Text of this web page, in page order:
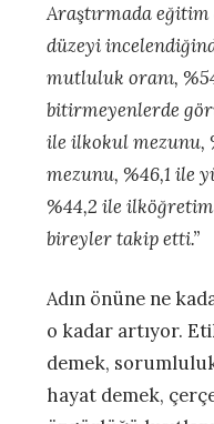
Araştırmada
düzeyi
mutluluk oranı,
bitirmeyenlerde
ile ilkokul mezunu,
mezunu, %46,1 ile
%44,2 ile
bireyler takip etti.”
Adın önüne ne
o kadar artıyor.
demek,
hayat demek,